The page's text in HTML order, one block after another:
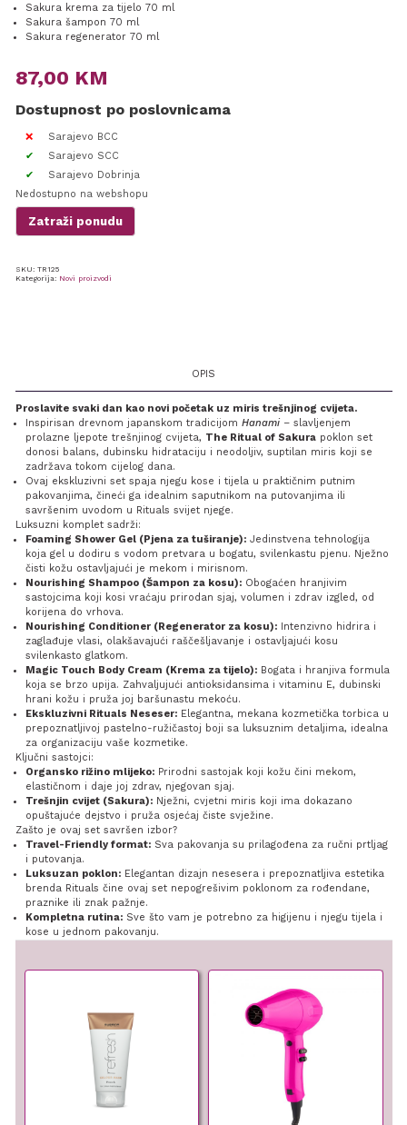
Sakura krema za tijelo 70 ml
Sakura šampon 70 ml
Sakura regenerator 70 ml
87,00 KM
Dostupnost po poslovnicama
Sarajevo BCC
Sarajevo SCC
Sarajevo Dobrinja
Nedostupno na webshopu
Zatraži ponudu
SKU: TR125
Kategorija: Novi proizvodi
OPIS
Proslavite svaki dan kao novi početak uz miris trešnjinog cvijeta.
Inspirisan drevnom japanskom tradicijom Hanami– slavljenjem
prolazne ljepote trešnjinog cvijeta, The Ritual of Sakurapoklon set
donosi balans, dubinsku hidrataciju i neodoljiv, suptilan miris koji se
zadržava tokom cijelog dana.
Ovaj ekskluzivni set spaja njegu kose i tijela u praktičnim putnim
pakovanjima, čineći ga idealnim saputnikom na putovanjima ili
savršenim uvodom u Rituals svijet njege.
Luksuzni komplet sadrži:
Foaming Shower Gel (Pjena za tuširanje):Jedinstvena tehnologija
koja gel u dodiru s vodom pretvara u bogatu, svilenkastu pjenu. Nježno
čisti kožu ostavljajući je mekom i mirisnom.
Nourishing Shampoo (Šampon za kosu):Obogaćen hranjivim
sastojcima koji kosi vraćaju prirodan sjaj, volumen i zdrav izgled, od
korijena do vrhova.
Nourishing Conditioner (Regenerator za kosu):Intenzivno hidrira i
zaglađuje vlasi, olakšavajući raščešljavanje i ostavljajući kosu
svilenkasto glatkom.
Magic Touch Body Cream (Krema za tijelo):Bogata i hranjiva formula
koja se brzo upija. Zahvaljujući antioksidansima i vitaminu E, dubinski
hrani kožu i pruža joj baršunastu mekoću.
Ekskluzivni Rituals Neseser:Elegantna, mekana kozmetička torbica u
prepoznatljivoj pastelno-ružičastoj boji sa luksuznim detaljima, idealna
za organizaciju vaše kozmetike.
Ključni sastojci:
Organsko rižino mlijeko:Prirodni sastojak koji kožu čini mekom,
elastičnom i daje joj zdrav, njegovan sjaj.
Trešnjin cvijet (Sakura):Nježni, cvjetni miris koji ima dokazano
opuštajuće dejstvo i pruža osjećaj čiste svježine.
Zašto je ovaj set savršen izbor?
Travel-Friendly format:Sva pakovanja su prilagođena za ručni prtljag
i putovanja.
Luksuzan poklon:Elegantan dizajn nesesera i prepoznatljiva estetika
brenda Rituals čine ovaj set nepogrešivim poklonom za rođendane,
praznike ili znak pažnje.
Kompletna rutina:Sve što vam je potrebno za higijenu i njegu tijela i
kose u jednom pakovanju.